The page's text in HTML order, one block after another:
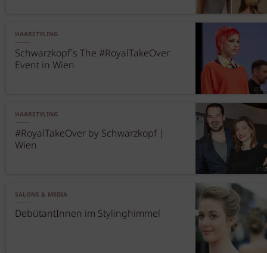
HAARSTYLING
Schwarzkopf´s The #RoyalTakeOver
Event in Wien
HAARSTYLING
#RoyalTakeOver by Schwarzkopf |
Wien
SALONS & MEDIA
DebütantInnen im Stylinghimmel